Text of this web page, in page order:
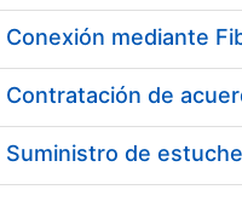
Suministro de